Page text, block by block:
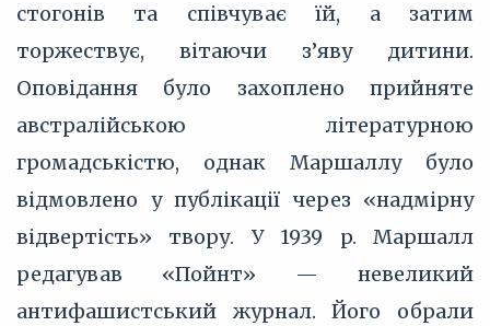
стогонів та співчуває їй, а затим
торжествує, вітаючи з’яву дитини.
Оповідання було захоплено прийняте
австралійською літературною
громадськістю, однак Маршаллу було
відмовлено у публікації через «надмірну
відвертість» твору. У 1939 p. Маршалл
редагував «Пойнт» — невеликий
антифашистський журнал. Його обрали